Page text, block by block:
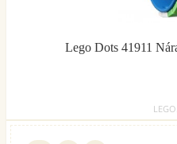
Lego Dots 41911